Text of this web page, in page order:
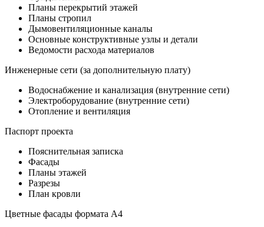
Планы перекрытий этажей
Планы стропил
Дымовентиляционные каналы
Основные конструктивные узлы и детали
Ведомости расхода материалов
Инженерные сети (за дополнительную плату)
Водоснабжение и канализация (внутренние сети)
Электроборудование (внутренние сети)
Отопление и вентиляция
Паспорт проекта
Пояснительная записка
Фасады
Планы этажей
Разрезы
План кровли
Цветные фасады формата А4